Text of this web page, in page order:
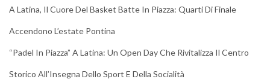
A Latina, Il Cuore Del Basket Batte In Piazza: Quarti Di Finale
Accendono L’estate Pontina
“Padel In Piazza” A Latina: Un Open Day Che Rivitalizza Il Centro
Storico All’Insegna Dello Sport E Della Socialità